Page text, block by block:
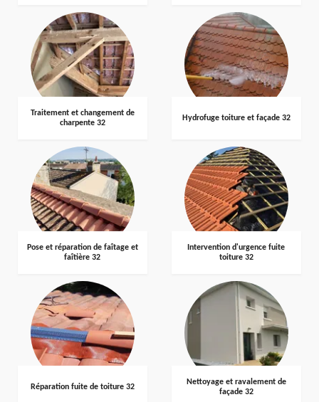
Traitement et changement de
charpente 32
Hydrofuge toiture et façade 32
Pose et réparation de faîtage et
faîtière 32
Intervention d'urgence fuite
toiture 32
Réparation fuite de toiture 32
Nettoyage et ravalement de
façade 32